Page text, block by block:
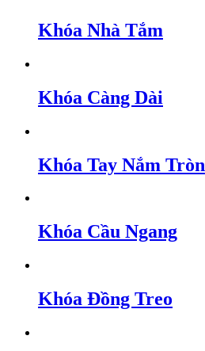
Khóa Nhà Tắm
Khóa Càng Dài
Khóa Tay Nắm Tròn
Khóa Cầu Ngang
Khóa Đồng Treo